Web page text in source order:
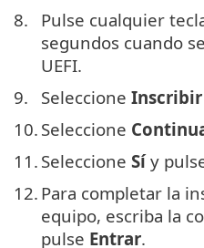
8.
Pulse cualquier
segundos cuando
UEFI.
9.
Seleccione Inscribir
10. Seleccione
11. Seleccione Síy
12. Para completar la
equipo, escriba la
pulse Entrar.